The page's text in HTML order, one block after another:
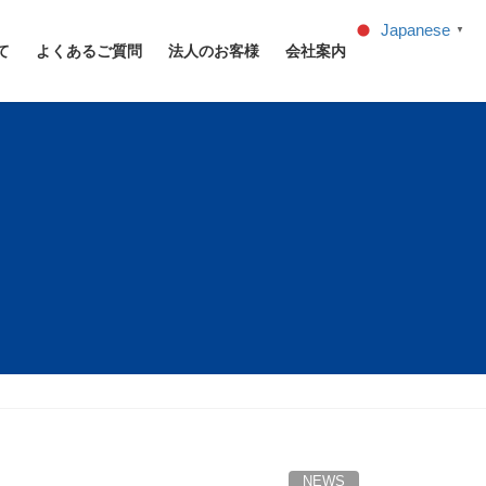
よくあるご質問 法人のお客様 会社案内
NEWS
Japanese ▼